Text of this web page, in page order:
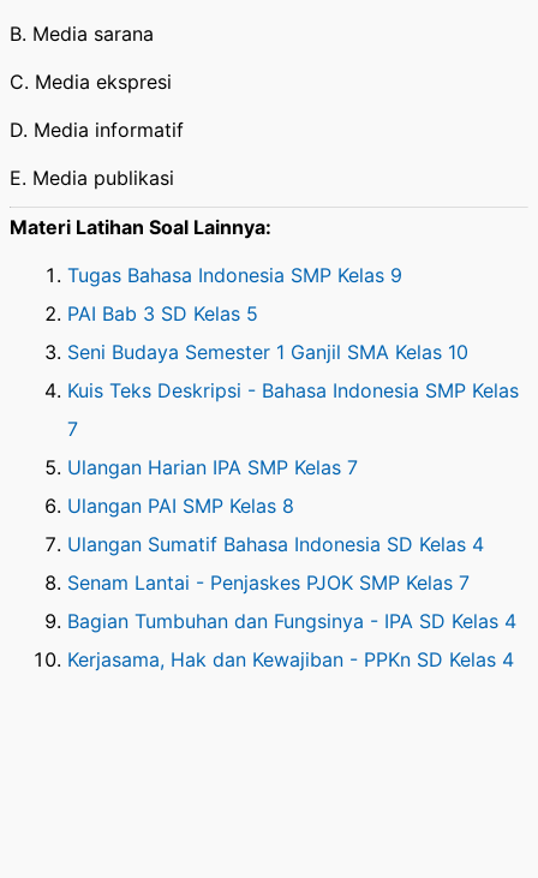
B. Media sarana
C. Media ekspresi
D. Media informatif
E. Media publikasi
Materi Latihan Soal Lainnya:
Tugas Bahasa Indonesia SMP Kelas 9
PAI Bab 3 SD Kelas 5
Seni Budaya Semester 1 Ganjil SMA Kelas 10
Kuis Teks Deskripsi - Bahasa Indonesia SMP Kelas
7
Ulangan Harian IPA SMP Kelas 7
Ulangan PAI SMP Kelas 8
Ulangan Sumatif Bahasa Indonesia SD Kelas 4
Senam Lantai - Penjaskes PJOK SMP Kelas 7
Bagian Tumbuhan dan Fungsinya - IPA SD Kelas 4
Kerjasama, Hak dan Kewajiban - PPKn SD Kelas 4